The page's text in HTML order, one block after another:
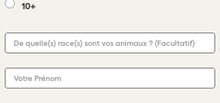
10+
De quelle(s) race(s) sont vos animaux ? (Facultatif)
Votre Prénom